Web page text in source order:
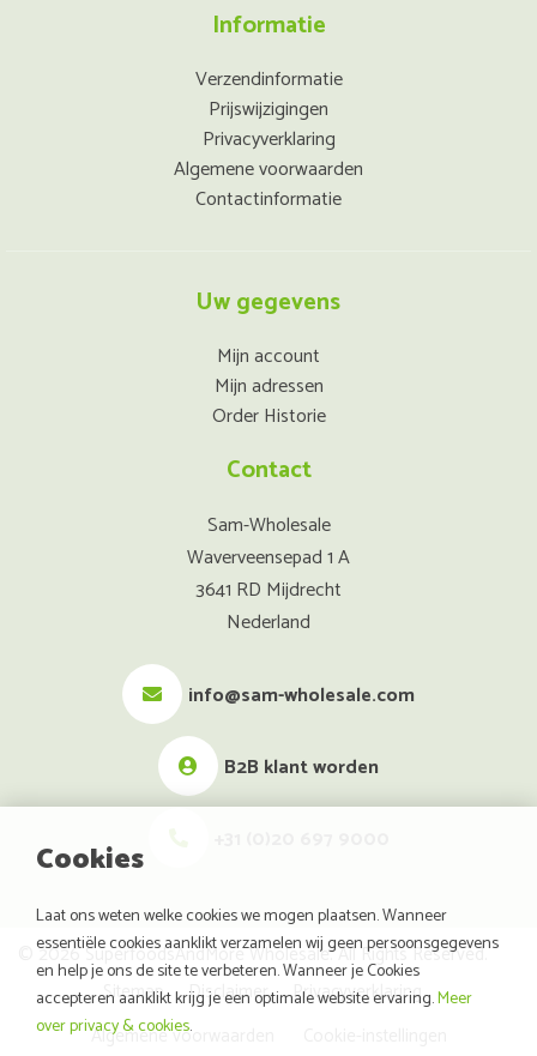
Cookies
Laat ons weten welke cookies we mogen plaatsen. Wanneer
essentiële cookies aanklikt verzamelen wij geen persoonsgegevens
en help je ons de site te verbeteren. Wanneer je Cookies
accepteren aanklikt krijg je een optimale website ervaring.Meer
over privacy & cookies.
Informatie
Verzendinformatie
Prijswijzigingen
Privacyverklaring
Algemene voorwaarden
Contactinformatie
Uw gegevens
Mijn account
Mijn adressen
Order Historie
Contact
Sam-Wholesale
Waverveensepad 1 A
3641 RD Mijdrecht
Nederland
info@sam-wholesale.com
B2B klant worden
© 2026 SuperfoodsAndMore Wholesale. All Rights Reserved.
Sitemap
Disclaimer
Privacyverklaring
Algemene voorwaarden